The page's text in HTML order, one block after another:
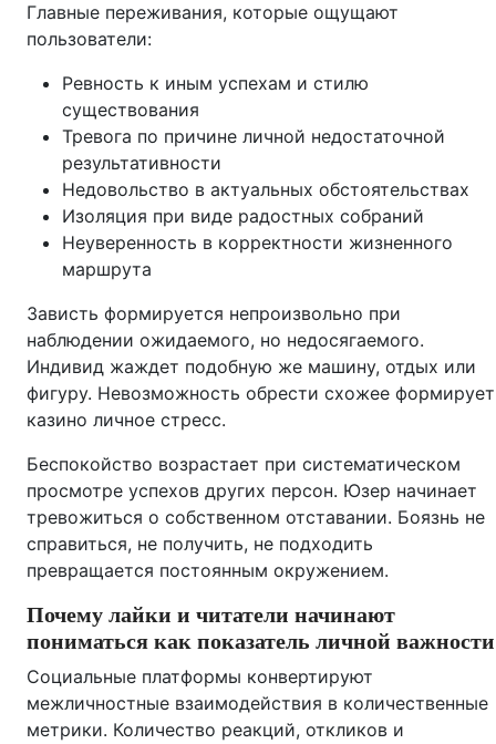
Главные переживания, которые ощущают
пользователи:
Ревность к иным успехам и стилю
существования
Тревога по причине личной недостаточной
результативности
Недовольство в актуальных обстоятельствах
Изоляция при виде радостных собраний
Неуверенность в корректности жизненного
маршрута
Зависть формируется непроизвольно при
наблюдении ожидаемого, но недосягаемого.
Индивид жаждет подобную же машину, отдых или
фигуру. Невозможность обрести схожее формирует
казино личное стресс.
Беспокойство возрастает при систематическом
просмотре успехов других персон. Юзер начинает
тревожиться о собственном отставании. Боязнь не
справиться, не получить, не подходить
превращается постоянным окружением.
Почему лайки и читатели начинают
пониматься как показатель личной важности
Социальные платформы конвертируют
межличностные взаимодействия в количественные
метрики. Количество реакций, откликов и